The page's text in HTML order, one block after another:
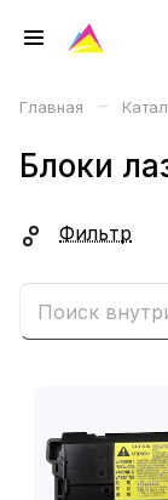
Главная –
Блоки
Фильтр